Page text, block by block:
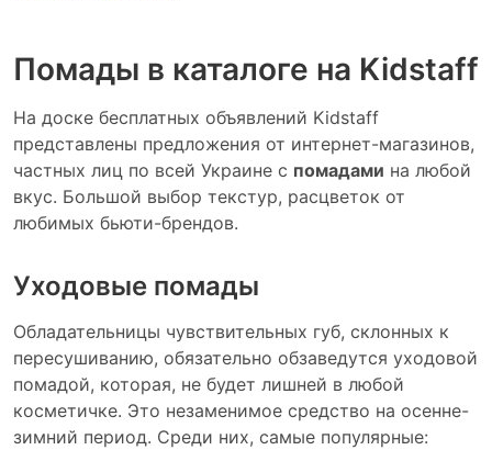
Помады в каталоге на Kidstaff
На доске бесплатных объявлений Kidstaff
представлены предложения от интернет-магазинов,
частных лиц по всей Украине с помадами на любой
вкус. Большой выбор текстур, расцветок от
любимых бьюти-брендов.
Уходовые помады
Обладательницы чувствительных губ, склонных к
пересушиванию, обязательно обзаведутся уходовой
помадой, которая, не будет лишней в любой
косметичке. Это незаменимое средство на осенне-
зимний период. Среди них, самые популярные: